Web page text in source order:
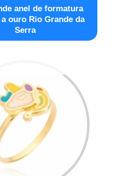
anel de formatura
ouro Rio Grande da
Serra